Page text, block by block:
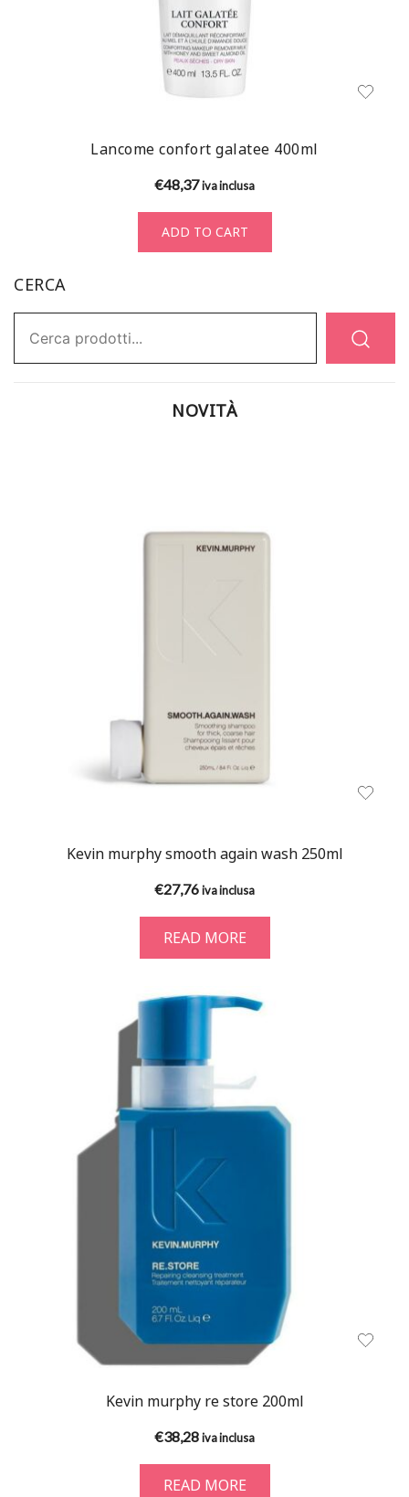
Lancome confort galatee 400ml
€48,37iva inclusa
ADD TO CART
CERCA
NOVITÀ
Kevin murphy smooth again wash 250ml
€27,76iva inclusa
READ MORE
Kevin murphy re store 200ml
€38,28iva inclusa
READ MORE